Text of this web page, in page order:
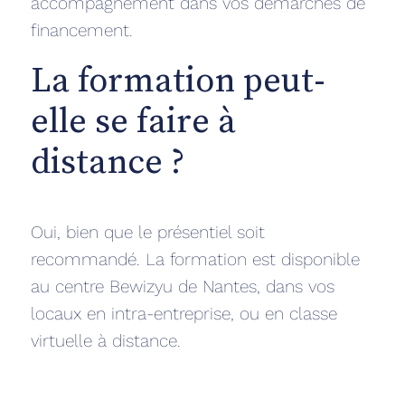
financement.
La formation peut-
elle se faire à
distance ?
Oui, bien que le présentiel soit
recommandé. La formation est disponible
au centre Bewizyu de Nantes, dans vos
locaux en intra-entreprise, ou en classe
virtuelle à distance.